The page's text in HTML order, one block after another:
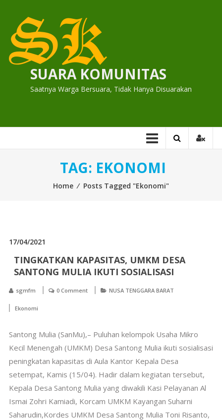
content
SUARA KOMUNITAS
Saatnya Warga Bersuara, Tidak Hanya Disuarakan
TAG: EKONOMI
Home ⁄ Posts Tagged "Ekonomi"
17/04/2021
TINGKATKAN KAPASITAS, UMKM DESA
SANTONG MULIA IKUTI SOSIALISASI
sgmfm 0 Comment NUSA TENGGARA BARAT
Ekonomi
Santong Mulia (SanMu),– Puluhan kelompok Usaha Mikro
Kecil Menengah (UMKM) Desa Santong Mulia ikuti sosialisasi
peningkatan kapasitas di Aula Kantor Kepala Desa
setempat, Kamis (15/04). Hadir dalam kegiatan tersebut,
Kepala Desa Santong Mulia yang diwakili Kasi Pelayanan Al
Ismai Zohri Kamiadi, Korcam UMKM Kayangan Suharni
Saharudin,Kordes UMKM Desa Santong Mulia Toni Risanto,